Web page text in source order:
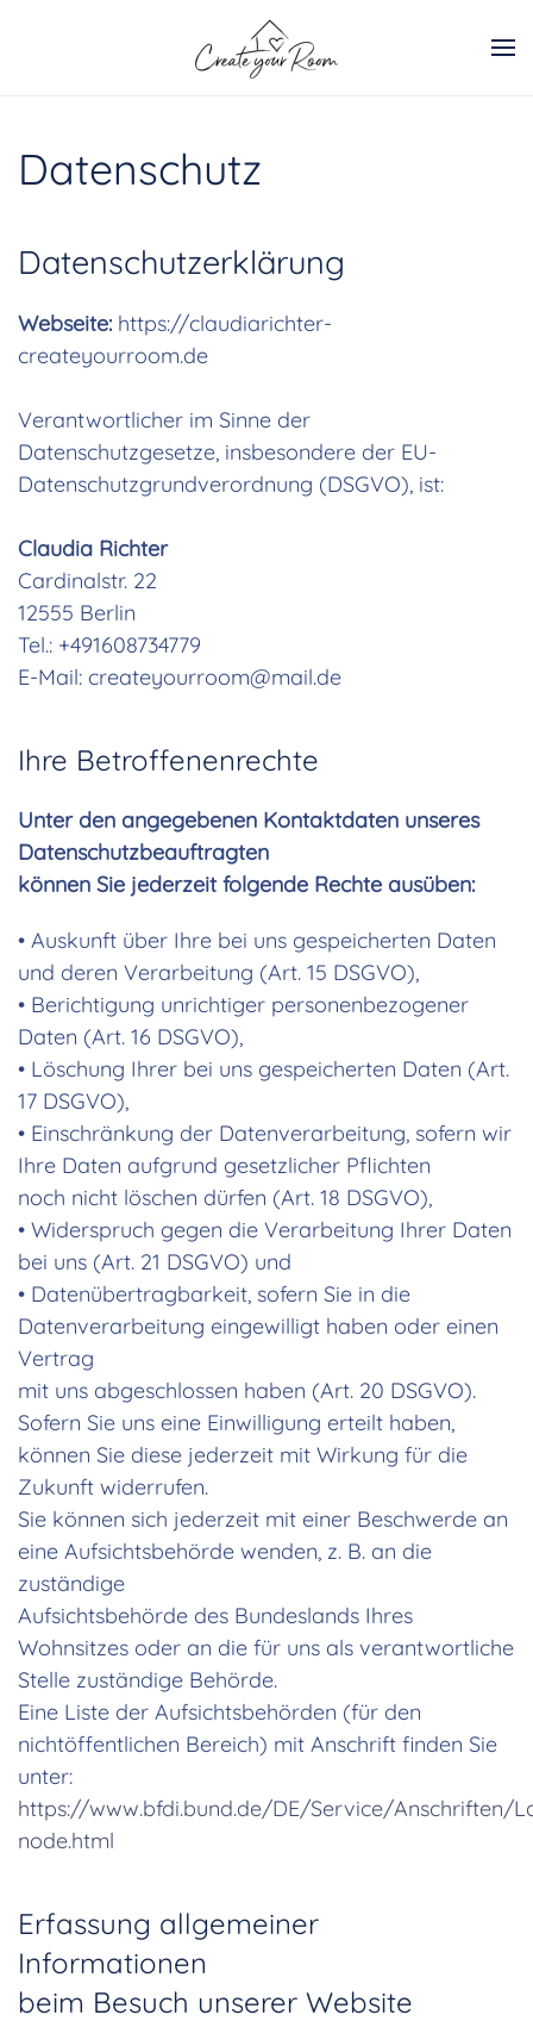
Zum Hauptinhalt springen
Datenschutz
Datenschutzerklärung
Webseite: https://claudiarichter-
createyourroom.de
Verantwortlicher im Sinne der
Datenschutzgesetze, insbesondere der EU-
Datenschutzgrundverordnung (DSGVO), ist:
Claudia Richter
Cardinalstr. 22
12555 Berlin
Tel.: +491608734779
E-Mail: createyourroom@mail.de
Ihre Betroffenenrechte
Unter den angegebenen Kontaktdaten unseres
Datenschutzbeauftragten
können Sie jederzeit folgende Rechte ausüben:
• Auskunft über Ihre bei uns gespeicherten Daten
und deren Verarbeitung (Art. 15 DSGVO),
• Berichtigung unrichtiger personenbezogener
Daten (Art. 16 DSGVO),
• Löschung Ihrer bei uns gespeicherten Daten (Art.
17 DSGVO),
• Einschränkung der Datenverarbeitung, sofern wir
Ihre Daten aufgrund gesetzlicher Pflichten
noch nicht löschen dürfen (Art. 18 DSGVO),
• Widerspruch gegen die Verarbeitung Ihrer Daten
bei uns (Art. 21 DSGVO) und
• Datenübertragbarkeit, sofern Sie in die
Datenverarbeitung eingewilligt haben oder einen
Vertrag
mit uns abgeschlossen haben (Art. 20 DSGVO).
Sofern Sie uns eine Einwilligung erteilt haben,
können Sie diese jederzeit mit Wirkung für die
Zukunft widerrufen.
Sie können sich jederzeit mit einer Beschwerde an
eine Aufsichtsbehörde wenden, z. B. an die
zuständige
Aufsichtsbehörde des Bundeslands Ihres
Wohnsitzes oder an die für uns als verantwortliche
Stelle zuständige Behörde.
Eine Liste der Aufsichtsbehörden (für den
nichtöffentlichen Bereich) mit Anschrift finden Sie
unter:
https://www.bfdi.bund.de/DE/Service/Anschriften/
node.html
Erfassung allgemeiner
Informationen
beim Besuch unserer Website